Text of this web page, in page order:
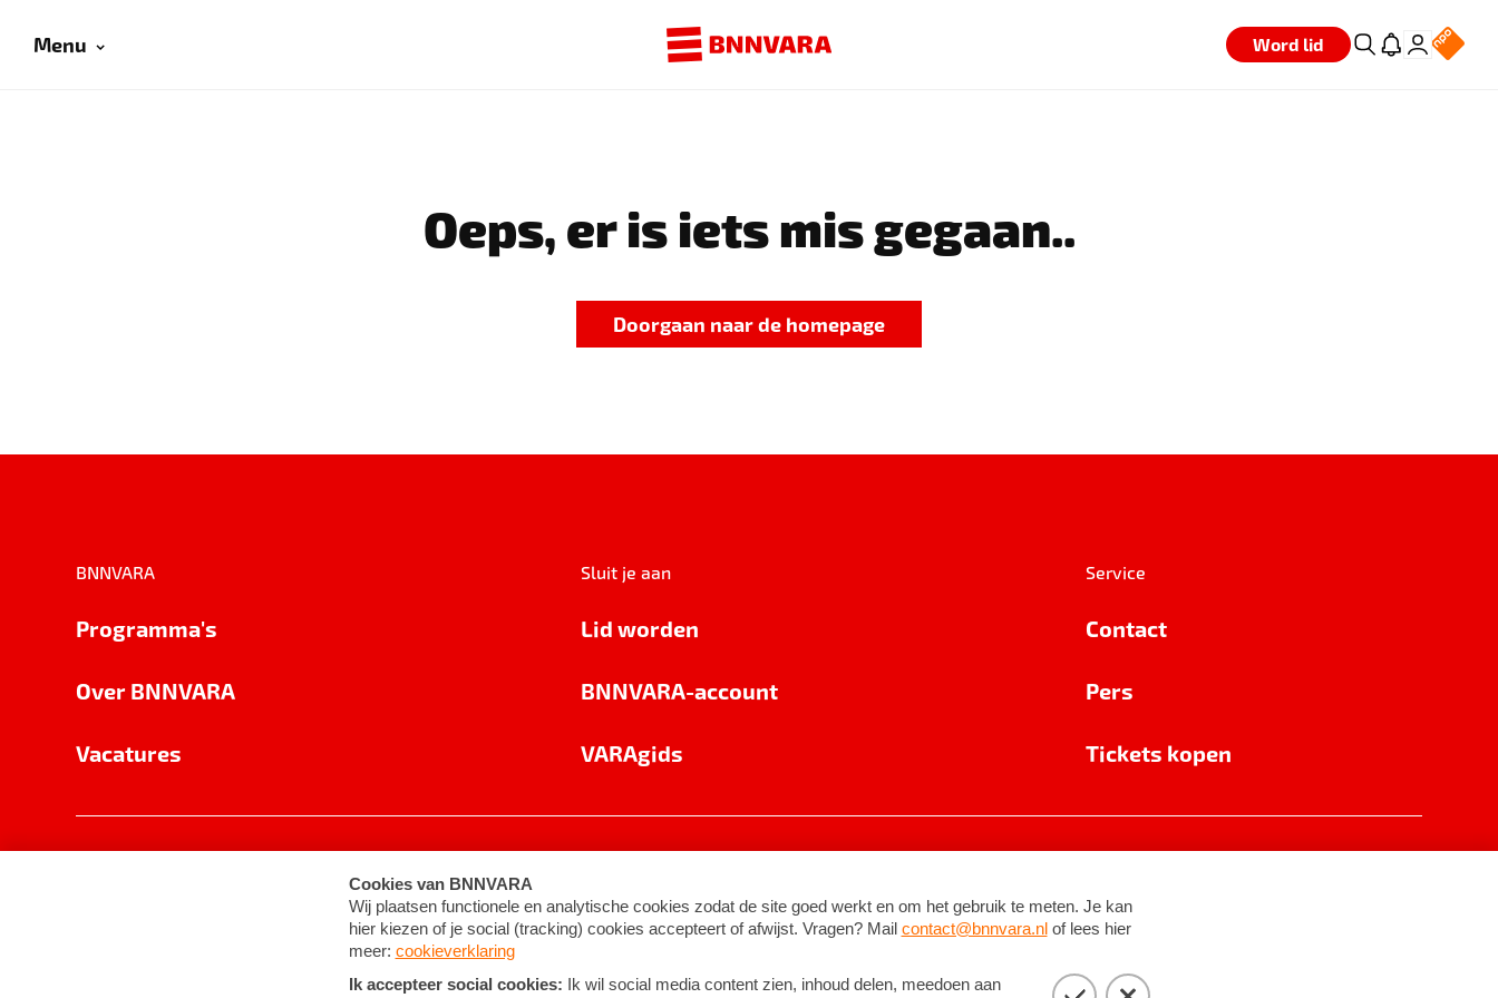
Menu Word lid
Oeps, er is iets mis gegaan..
Doorgaan naar de homepage
BNNVARA
Programma's
Over BNNVARA
Vacatures
Sluit je aan
Lid worden
BNNVARA-account
VARAgids
Service
Contact
Pers
Tickets kopen
Cookie-instellingen Algemene voorwaarden ©2026BNNVARA